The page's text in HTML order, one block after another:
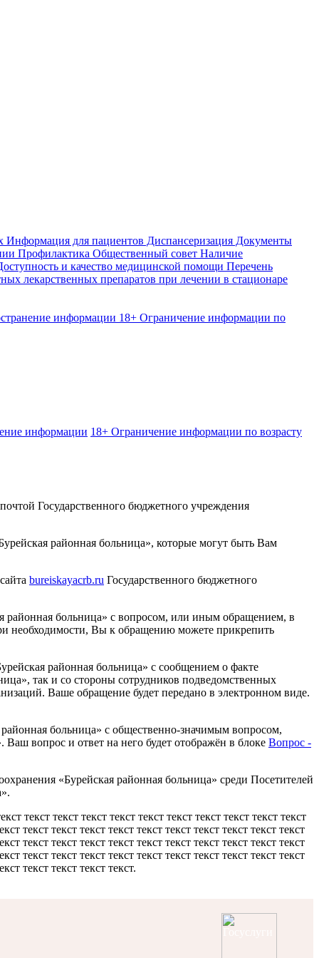
Информация для пациентов Диспансеризация Документы
Профилактика Общественный совет Наличие
и качество медицинской помощи Перечень
лекарственных препаратов при лечении в стационаре
информации 18+ Ограничение информации по
информации 18+ Ограничение информации по возрасту
Государственного бюджетного учреждения
районная больница», которые могут быть Вам
bureiskayacrb.ru Государственного бюджетного
районная больница» с вопросом, или иным обращением, в
необходимости, Вы к обращению можете прикрепить
районная больница» с сообщением о факте
так и со стороны сотрудников подведомственных
Ваше обращение будет передано в электронном виде.
больница» с общественно-значимым вопросом,
вопрос и ответ на него будет отображён в блоке Вопрос -
«Бурейская районная больница» среди Посетителей
текст текст текст текст текст текст текст текст текст текст
текст текст текст текст текст текст текст текст текст текст
текст текст текст текст текст текст текст текст текст текст
текст текст текст текст текст текст текст текст текст текст
текст текст текст текст.